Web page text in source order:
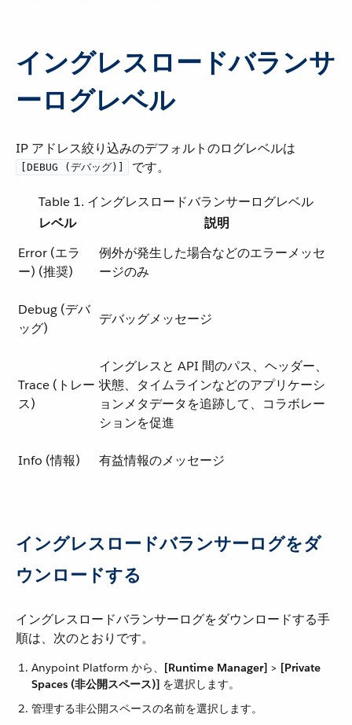
イングレスロードバランサ
ーログレベル
IP アドレス絞り込みのデフォルトのログレベルは ​
[DEBUG (デバッグ)] ​ です。
Table 1. イングレスロードバランサーログレベル
レベル
説明
Error (エラ
ー) (推奨)
例外が発生した場合などのエラーメッセ
ージのみ
Debug (デバ
ッグ)
デバッグメッセージ
Trace (トレー
ス)
イングレスと API 間のパス、ヘッダー、
状態、タイムラインなどのアプリケーシ
ョンメタデータを追跡して、コラボレー
ションを促進
Info (情報) 有益情報のメッセージ
イングレスロードバランサーログをダ
ウンロードする
イングレスロードバランサーログをダウンロードする手
順は、次のとおりです。
Anypoint Platform から、​ [Runtime Manager] ​ > ​ [Private
Spaces (非公開スペース)] ​ を選択します。
管理する非公開スペースの名前を選択します。